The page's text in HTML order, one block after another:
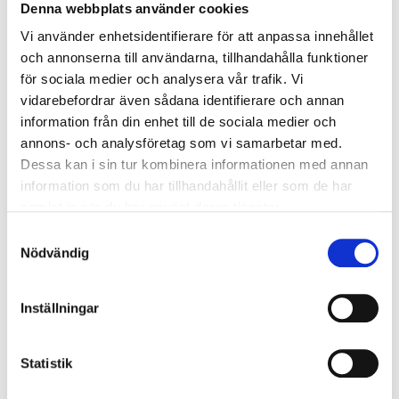
Denna webbplats använder cookies
Vi använder enhetsidentifierare för att anpassa innehållet
och annonserna till användarna, tillhandahålla funktioner
för sociala medier och analysera vår trafik. Vi
vidarebefordrar även sådana identifierare och annan
information från din enhet till de sociala medier och
annons- och analysföretag som vi samarbetar med.
Dessa kan i sin tur kombinera informationen med annan
information som du har tillhandahållit eller som de har
Nödvändig
Inställningar
Statistik
Semestern är till ända och nu är vi tillbaka med full
bemanning på vårt kontor i Alingsås. Vi är såklart redo
att hjälpa både…
betongprodusenter – 19. august!
for betongprodusenter! I løpet av dagen vil du være
Les mer